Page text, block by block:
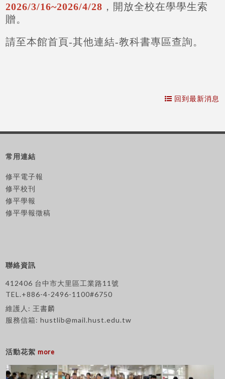
2026/3/16~2026/4/28 ，開放全校在學學生索
贈。
請至本館首頁-其他連結-教科書專區查詢。
回到最新消息
常用連結
修平電子報
修平校刊
修平學報
修平學報徵稿
聯絡資訊
412406 台中市大里區工業路11號
TEL.+886-4-2496-1100#6750
維護人: 王書麟
服務信箱:hustlib@mail.hust.edu.tw
活動花絮more